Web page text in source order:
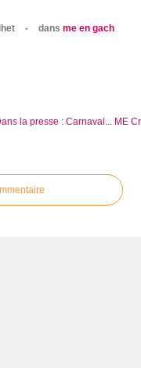
- dans me en gach
la presse : Carnaval... ME